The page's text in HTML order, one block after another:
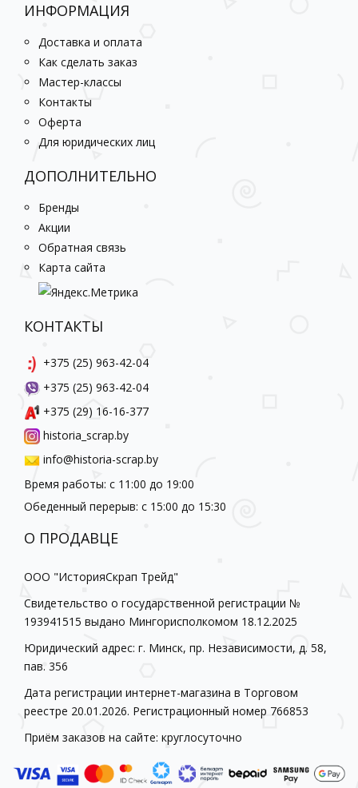
ИНФОРМАЦИЯ
Доставка и оплата
Как сделать заказ
Мастер-классы
Контакты
Оферта
Для юридических лиц
ДОПОЛНИТЕЛЬНО
Бренды
Акции
Обратная связь
Карта сайта
КОНТАКТЫ
+375 (25) 963-42-04
+375 (25) 963-42-04
+375 (29) 16-16-377
historia_scrap.by
info@historia-scrap.by
Время работы: с 11:00 до 19:00
Обеденный перерыв: с 15:00 до 15:30
О ПРОДАВЦЕ
ООО "ИсторияСкрап Трейд"
Свидетельство о государственной регистрации №
193941515 выдано Мингорисполкомом 18.12.2025
Юридический адрес: г. Минск, пр. Независимости, д. 58,
пав. 356
Дата регистрации интернет-магазина в Торговом
реестре 20.01.2026. Регистрационный номер 766853
Приём заказов на сайте: круглосуточно